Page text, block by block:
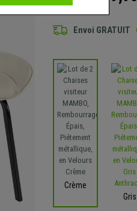
Envoi GRATUIT
Crème
Gris